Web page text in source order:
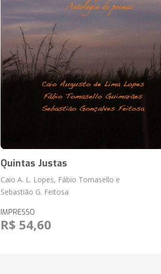
Quintas Justas
Caio A. L. Lopes, Fábio Tomasello e
Sebastião G. Feitosa
IMPRESSO
R$ 54,60